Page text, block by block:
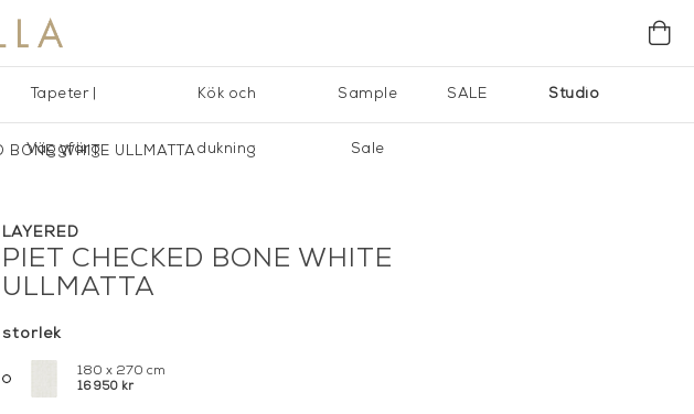
Studio
Tapeter |
Väggfärg
Kök och
dukning
Sample
Sale
SALE
BONE WHITE ULLMATTA
LAYERED
PIET CHECKED BONE WHITE
ULLMATTA
storlek
180 x 270 cm
16 950 kr